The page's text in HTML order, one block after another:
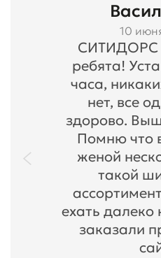
10
СИТИДОРС
ребята!
часа,
нет, все
здорово.
Помню что
женой
такой
ехать
заказали